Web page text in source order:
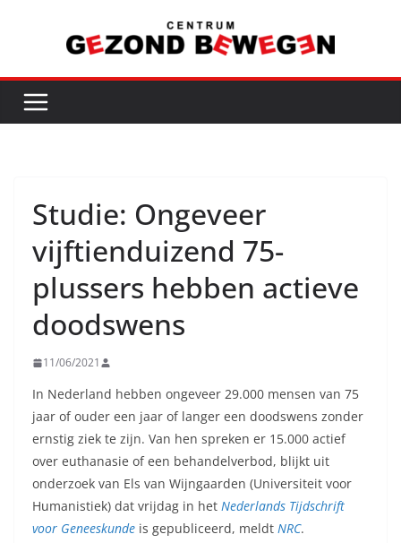
inhoud
Studie: Ongeveer
vijftienduizend 75-
plussers hebben actieve
doodswens
11/06/2021
In Nederland hebben ongeveer 29.000 mensen van 75
jaar of ouder een jaar of langer een doodswens zonder
ernstig ziek te zijn. Van hen spreken er 15.000 actief
over euthanasie of een behandelverbod, blijkt uit
onderzoek van Els van Wijngaarden (Universiteit voor
Humanistiek) dat vrijdag in het Nederlands Tijdschrift
voor Geneeskunde is gepubliceerd, meldt NRC.